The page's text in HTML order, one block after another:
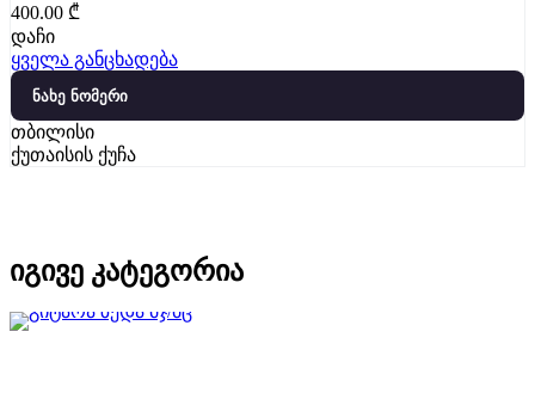
400.00 ₾
დაჩი
ყველა განცხადება
ნახე ნომერი
თბილისი
ქუთაისის ქუჩა
იგივე კატეგორია